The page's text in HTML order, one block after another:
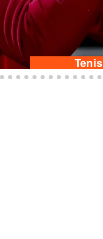
Tenis